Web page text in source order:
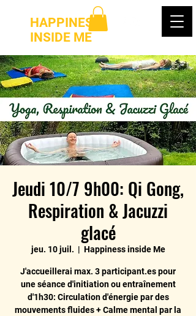
HAPPINESS
INSIDE ME
Jeudi 10/7 9h00: Qi Gong,
Respiration & Jacuzzi
glacé
jeu. 10 juil.
  |
Happiness inside Me
J'accueillerai max. 3 participant.es pour
une séance d'initiation ou entraînement
d'1h30: Circulation d'énergie par des
mouvements fluides + Calme mental par la